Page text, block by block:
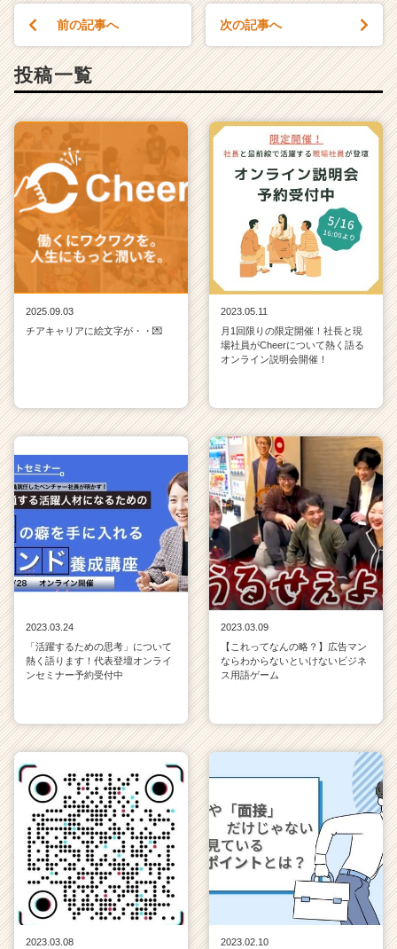
前の記事へ 次の記事へ
投稿一覧
2025.09.03
チアキャリアに絵文字が・・💌
2023.05.11
月1回限りの限定開催！社長と現
場社員がCheerについて熱く語る
オンライン説明会開催！
2023.03.24
「活躍するための思考」について
熱く語ります！代表登壇オンライ
ンセミナー予約受付中
2023.03.09
【これってなんの略？】広告マン
ならわからないといけないビジネ
ス用語ゲーム
2023.03.08
2023.02.10